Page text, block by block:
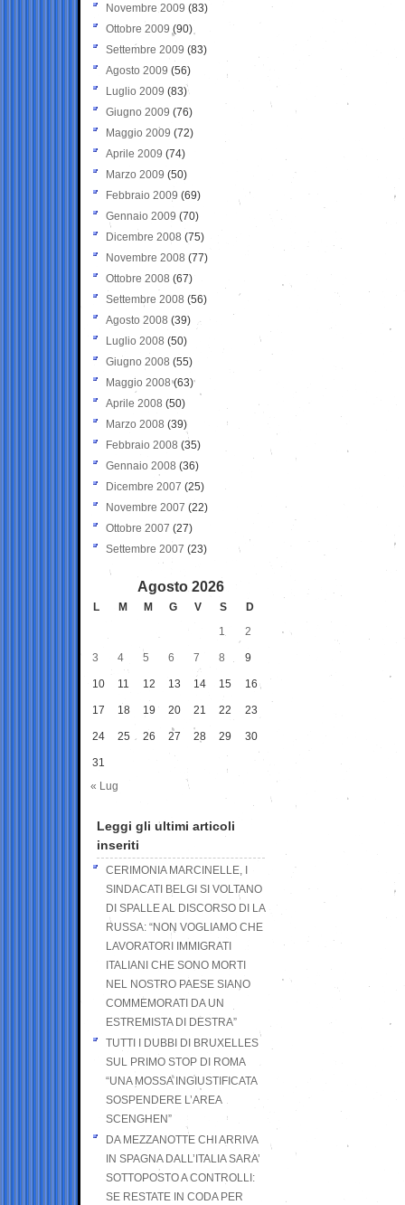
Novembre 2009 (83)
Ottobre 2009 (90)
Settembre 2009 (83)
Agosto 2009 (56)
Luglio 2009 (83)
Giugno 2009 (76)
Maggio 2009 (72)
Aprile 2009 (74)
Marzo 2009 (50)
Febbraio 2009 (69)
Gennaio 2009 (70)
Dicembre 2008 (75)
Novembre 2008 (77)
Ottobre 2008 (67)
Settembre 2008 (56)
Agosto 2008 (39)
Luglio 2008 (50)
Giugno 2008 (55)
Maggio 2008(63)
Aprile 2008 (50)
Marzo 2008 (39)
Febbraio 2008 (35)
Gennaio 2008 (36)
Dicembre 2007 (25)
Novembre 2007 (22)
Ottobre 2007 (27)
Settembre 2007 (23)
Agosto 2026
L M M G V S
D
1
2
3 4 5 6 7 8 9
10 11 12 13 14 15 16
17 18 19 20 21 22 23
24 25 26 27 28 29 30
31
« Lug
Leggi gli ultimi articoli
inseriti
CERIMONIA MARCINELLE, I
SINDACATI BELGI SI VOLTANO
DI SPALLE AL DISCORSO DI LA
RUSSA: “NON VOGLIAMO CHE
LAVORATORI IMMIGRATI
ITALIANI CHE SONO MORTI
NEL NOSTRO PAESE SIANO
COMMEMORATI DA UN
ESTREMISTA DI DESTRA”
TUTTI I DUBBI DI BRUXELLES
SUL PRIMO STOP DI ROMA
“UNA MOSSA INGIUSTIFICATA
SOSPENDERE L’AREA
SCENGHEN”
DA MEZZANOTTE CHI ARRIVA
IN SPAGNA DALL’ITALIA SARA’
SOTTOPOSTO A CONTROLLI:
SE RESTATE IN CODA PER